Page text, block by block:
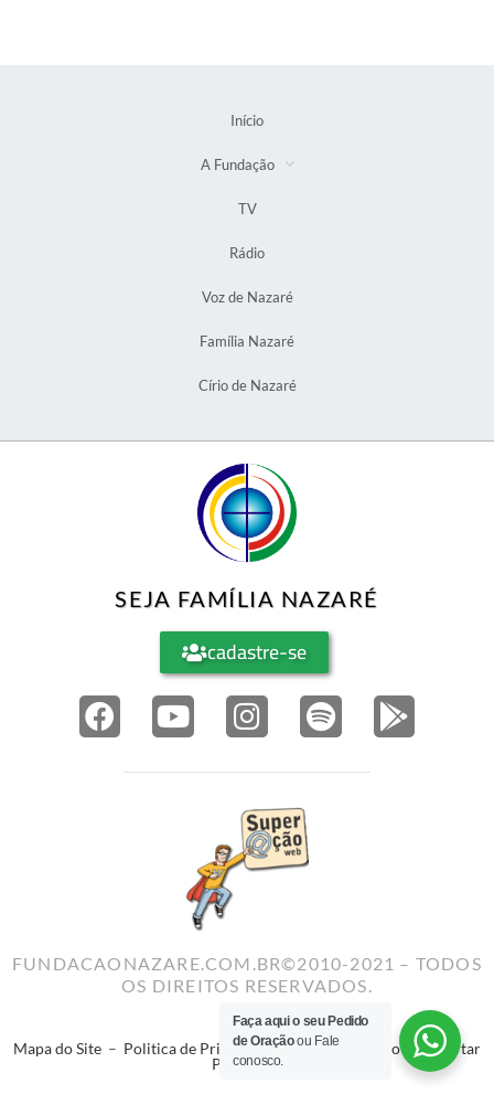
Início
A Fundação
TV
Rádio
Voz de Nazaré
Família Nazaré
Círio de Nazaré
SEJA FAMÍLIA NAZARÉ
cadastre-se
FUNDACAONAZARE.COM.BR©2010-2021 – TODOS
OS DIREITOS RESERVADOS.
Mapa do Site – Politica de Privacidade–Termos de Uso–Reportar
Problema
Faça aqui o seu Pedido
de Oraçãoou Fale
conosco.